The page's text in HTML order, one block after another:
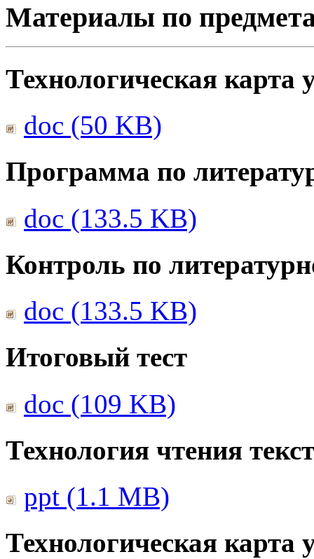
Материалы по
Технологическая карта
doc (50 KB)
Программа по
doc (133.5 KB)
Контроль по
doc (133.5 KB)
Итоговый тест
doc (109 KB)
Технология чтения
ppt (1.1 MB)
Технологическая карта